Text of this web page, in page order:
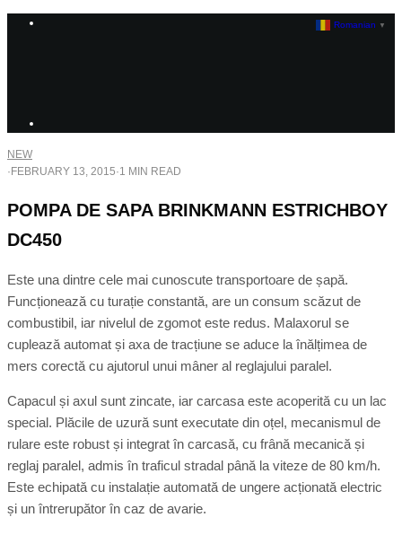
NEW
· FEBRUARY 13, 2015·1 MIN READ
POMPA DE SAPA BRINKMANN ESTRICHBOY
DC450
Este una dintre cele mai cunoscute transportoare de șapă.
Funcționează cu turație constantă, are un consum scăzut de
combustibil, iar nivelul de zgomot este redus. Malaxorul se
cuplează automat și axa de tracțiune se aduce la înălțimea de
mers corectă cu ajutorul unui mâner al reglajului paralel.
Capacul și axul sunt zincate, iar carcasa este acoperită cu un lac
special. Plăcile de uzură sunt executate din oțel, mecanismul de
rulare este robust și integrat în carcasă, cu frână mecanică și
reglaj paralel, admis în traficul stradal până la viteze de 80 km/h.
Este echipată cu instalație automată de ungere acționată electric
și un întrerupător în caz de avarie.
Romanian ▼